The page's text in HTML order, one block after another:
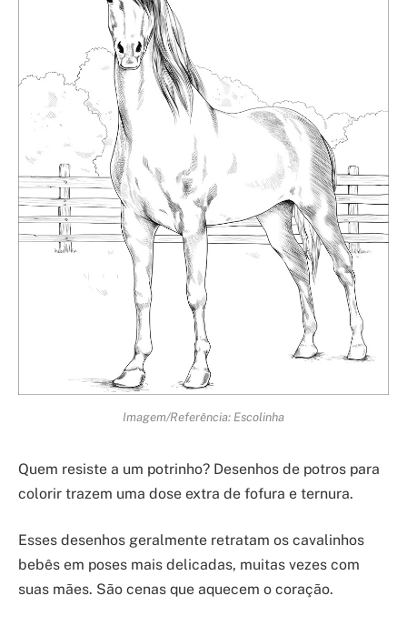
Imagem/Referência: Escolinha
Quem resiste a um potrinho? Desenhos de potros para
colorir trazem uma dose extra de fofura e ternura.
Esses desenhos geralmente retratam os cavalinhos
bebês em poses mais delicadas, muitas vezes com
suas mães. São cenas que aquecem o coração.